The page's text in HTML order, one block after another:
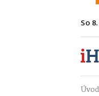
So
Úvod